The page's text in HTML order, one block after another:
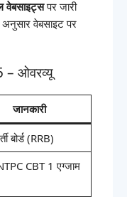
वेबसाइट्सपर जारी
वेबसाइट पर
– ओवरव्यू
जानकारी
बोर्ड (RRB)
CBT 1 एग्जाम